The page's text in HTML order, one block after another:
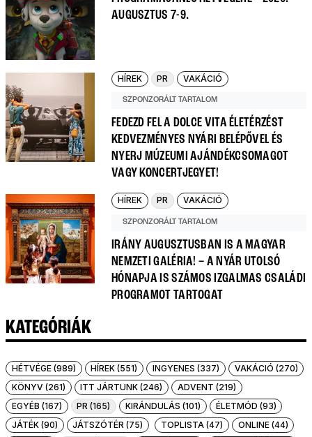
AUGUSZTUS 7-9.
HÍREK PR VAKÁCIÓ
SZPONZORÁLT TARTALOM
FEDEZD FEL A DOLCE VITA ÉLETÉRZÉST
KEDVEZMÉNYES NYÁRI BELÉPŐVEL ÉS
NYERJ MÚZEUMI AJÁNDÉKCSOMAGOT
VAGY KONCERTJEGYET!
HÍREK PR VAKÁCIÓ
SZPONZORÁLT TARTALOM
IRÁNY AUGUSZTUSBAN IS A MAGYAR
NEMZETI GALÉRIA! – A NYÁR UTOLSÓ
HÓNAPJA IS SZÁMOS IZGALMAS CSALÁDI
PROGRAMOT TARTOGAT
KATEGÓRIÁK
HÉTVÉGE (989) HÍREK (551) INGYENES (337)
VAKÁCIÓ (270)
KÖNYV (261)
ITT JÁRTUNK (246)
ADVENT (219)
EGYÉB (167)
PR (165) KIRÁNDULÁS (101)
ÉLETMÓD (93)
JÁTÉK (90)
JÁTSZÓTÉR (75) TOPLISTA (47)
ONLINE (44)